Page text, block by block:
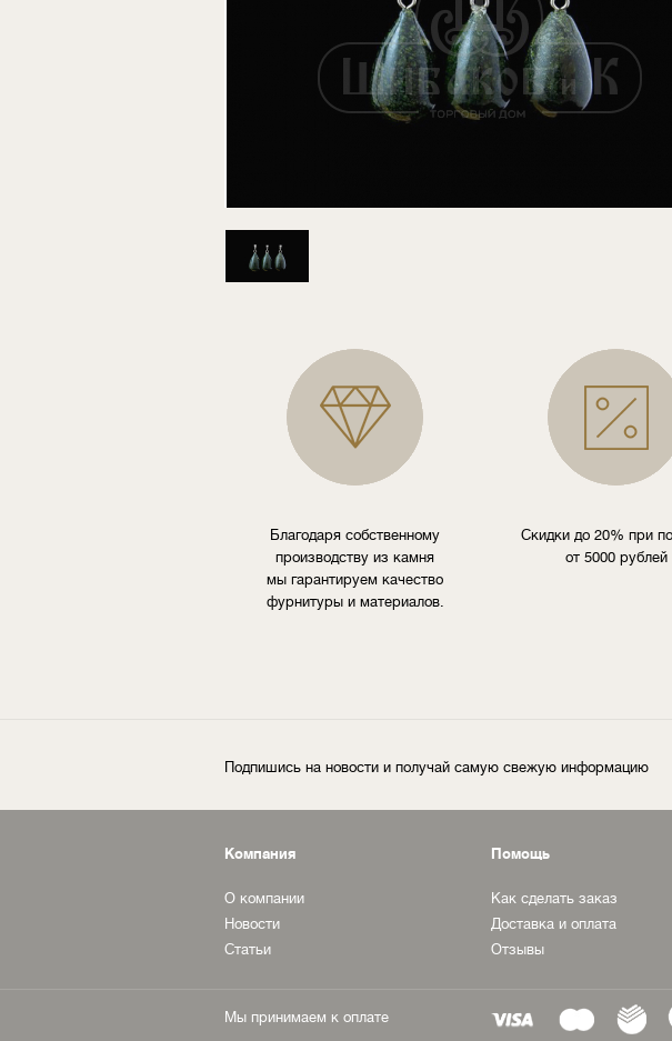
Благодаря собственному
производству из камня
мы гарантируем качество
фурнитуры и материалов.
Скидки до 20% при
от 5000 рублей
Подпишись на новости и получай самую свежую информацию
Компания
О компании
Новости
Статьи
Помощь
Как сделать заказ
Доставка и оплата
Отзывы
Мы принимаем к оплате